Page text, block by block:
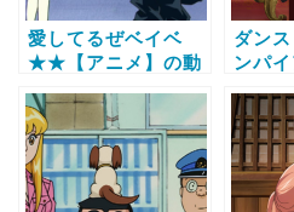
愛してるぜベイベ
★★【アニメ】の動
と無料で全話視聴す
る方法
ダン
ンパ
ービス
全話